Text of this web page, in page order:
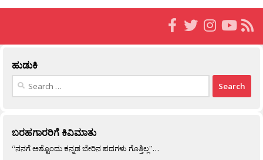
ಹುಡುಕಿ
Search
ಬರಹಗಾರರಿಗೆ ಕಿವಿಮಾತು
“ನನಗೆ ಅಶ್ಟೊಂದು ಕನ್ನಡ ಬೇರಿನ ಪದಗಳು ಗೊತ್ತಿಲ್ಲ”…